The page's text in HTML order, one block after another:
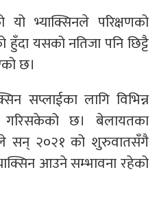
भ्याक्सिनले परिक्षणको
यसको नतिजा पनि छिट्टै
छ।
सप्लाईका लागि विभिन्न
छ। बेलायतका
सन् २०२१ को शुरुवातसँगै
आउने सम्भावना रहेको